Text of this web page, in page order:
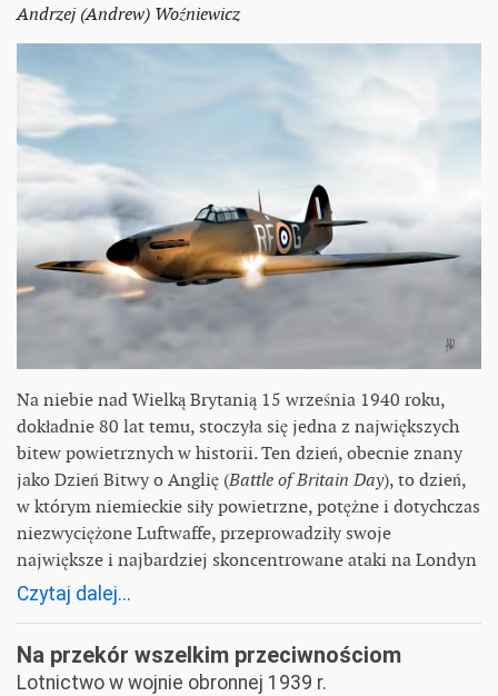
Andrzej (Andrew) Woźniewicz
Na niebie nad Wielką Brytanią 15 września 1940 roku,
dokładnie 80 lat temu, stoczyła się jedna z największych
bitew powietrznych w historii. Ten dzień, obecnie znany
jako Dzień Bitwy o Anglię (Battle of Britain Day), to dzień,
w którym niemieckie siły powietrzne, potężne i dotychczas
niezwyciężone Luftwaffe, przeprowadziły swoje
największe i najbardziej skoncentrowane ataki na Londyn
Czytaj dalej...
Na przekór wszelkim przeciwnościom
Lotnictwo w wojnie obronnej 1939 r.